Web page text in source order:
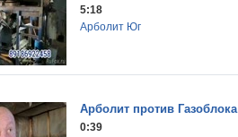
5:18
Арболит Юг
Арболит против Газоблока
0:39